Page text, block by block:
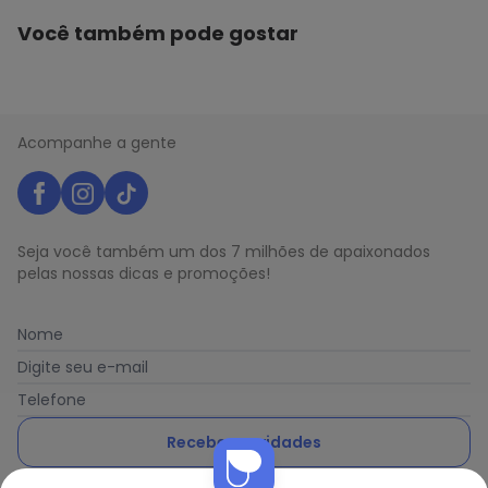
Você também pode gostar
Acompanhe a gente
Seja você também um dos 7 milhões de apaixonados
pelas nossas dicas e promoções!
Nome
Digite seu e-mail
Telefone
Receber novidades